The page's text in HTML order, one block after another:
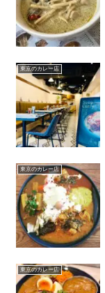
東京のカレー店
東京のカレー店
東京のカレー店